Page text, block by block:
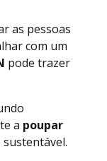
as pessoas
com um
pode trazer
a poupar